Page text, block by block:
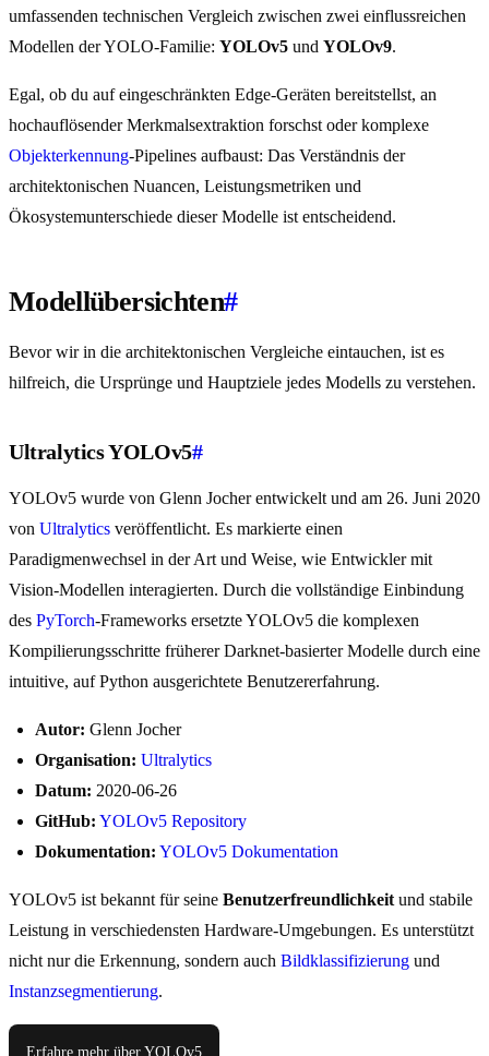
umfassenden technischen Vergleich zwischen zwei einflussreichen
Modellen der YOLO-Familie: YOLOv5 und YOLOv9.
Egal, ob du auf eingeschränkten Edge-Geräten bereitstellst, an
hochauflösender Merkmalsextraktion forschst oder komplexe
Objekterkennung-Pipelines aufbaust: Das Verständnis der
architektonischen Nuancen, Leistungsmetriken und
Ökosystemunterschiede dieser Modelle ist entscheidend.
Modellübersichten#
Bevor wir in die architektonischen Vergleiche eintauchen, ist es
hilfreich, die Ursprünge und Hauptziele jedes Modells zu verstehen.
Ultralytics YOLOv5#
YOLOv5 wurde von Glenn Jocher entwickelt und am 26. Juni 2020
von Ultralytics veröffentlicht. Es markierte einen
Paradigmenwechsel in der Art und Weise, wie Entwickler mit
Vision-Modellen interagierten. Durch die vollständige Einbindung
des PyTorch-Frameworks ersetzte YOLOv5 die komplexen
Kompilierungsschritte früherer Darknet-basierter Modelle durch eine
intuitive, auf Python ausgerichtete Benutzererfahrung.
Autor: Glenn Jocher
Organisation: Ultralytics
Datum: 2020-06-26
GitHub: YOLOv5 Repository
Dokumentation: YOLOv5 Dokumentation
YOLOv5 ist bekannt für seine Benutzerfreundlichkeit und stabile
Leistung in verschiedensten Hardware-Umgebungen. Es unterstützt
nicht nur die Erkennung, sondern auch Bildklassifizierung und
Instanzsegmentierung.
Erfahre mehr über YOLOv5